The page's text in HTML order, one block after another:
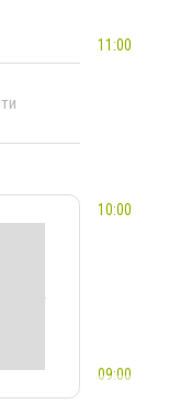
11:00
10:00
09:00